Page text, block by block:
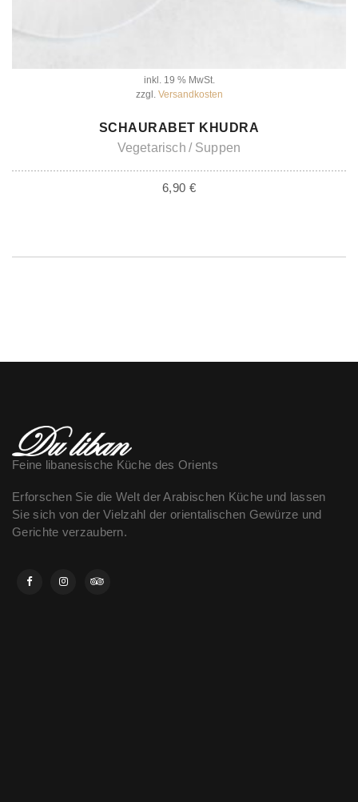
inkl. 19 % MwSt.
zzgl. Versandkosten
IN DEN WARENKORB
SCHAURABET KHUDRA
Vegetarisch
Suppen
6,90 €
Feine libanesische Küche des Orients
Erforschen Sie die Welt der Arabischen Küche und lassen
Sie sich von der Vielzahl der orientalischen Gewürze und
Gerichte verzaubern.